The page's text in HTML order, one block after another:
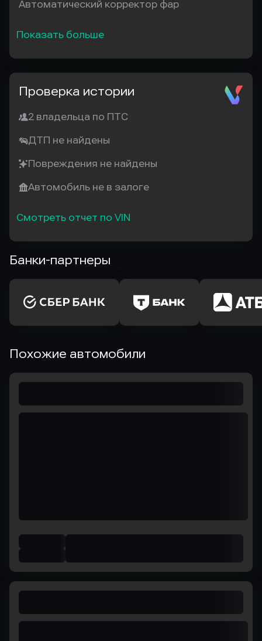
Автоматический корректор фар
Показать больше
Проверка истории
2 владельца по ПТС
ДТП не найдены
Повреждения не найдены
Автомобиль не в залоге
Смотреть отчет по VIN
Банки-партнеры
Похожие автомобили